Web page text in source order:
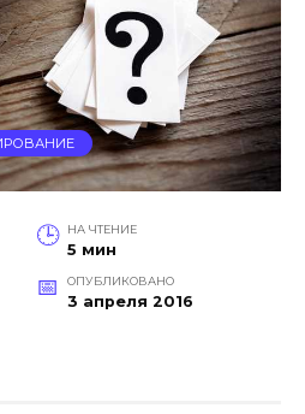
НА ЧТЕНИЕ
5 мин
ОПУБЛИКОВАНО
3 апреля 2016